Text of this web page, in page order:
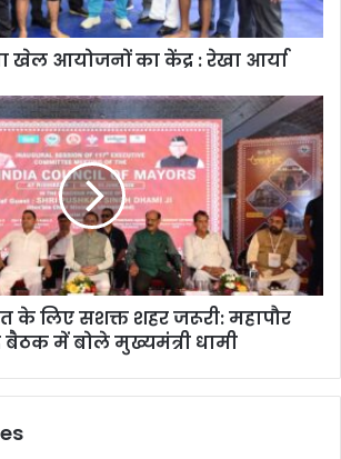
खेल आयोजनों का केंद्र : रेखा आर्या
के लिए सशक्त शहर जरूरी: महापौर
बैठक में बोले मुख्यमंत्री धामी